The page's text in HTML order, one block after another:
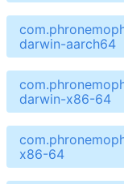
darwin-aarch64
darwin-x86-64
x86-64